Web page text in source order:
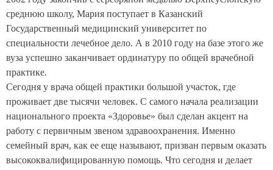
среднюю школу, Мария поступает в Казанский
Государственный медицинский университет по
специальности лечебное дело. А в 2010 году на базе этого же
вуза успешно заканчивает ординатуру по общей врачебной
практике.
Сегодня у врача общей практики большой участок, где
проживает две тысячи человек. С самого начала реализации
национального проекта «Здоровье» был сделан акцент на
работу с первичным звеном здравоохранения. Именно
семейный врач, как ее еще называют, призван первым оказать
высококвалифицированную помощь. Что сегодня и делает